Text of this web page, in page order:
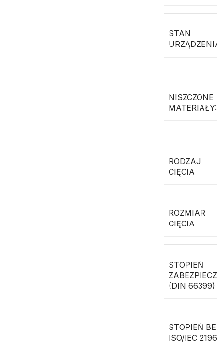
STAN
NISZCZONE
MATERIAŁY:
RODZAJ
CIĘCIA
ROZMIAR
CIĘCIA
STOPIEŃ
(DIN 66399)
STOPIEŃ
ISO/IEC